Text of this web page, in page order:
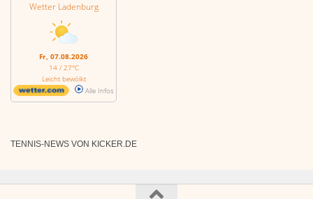
Wetter Ladenburg
Fr, 07.08.2026
14 / 27°C
Leicht bewölkt
Alle Infos
TENNIS-NEWS VON KICKER.DE